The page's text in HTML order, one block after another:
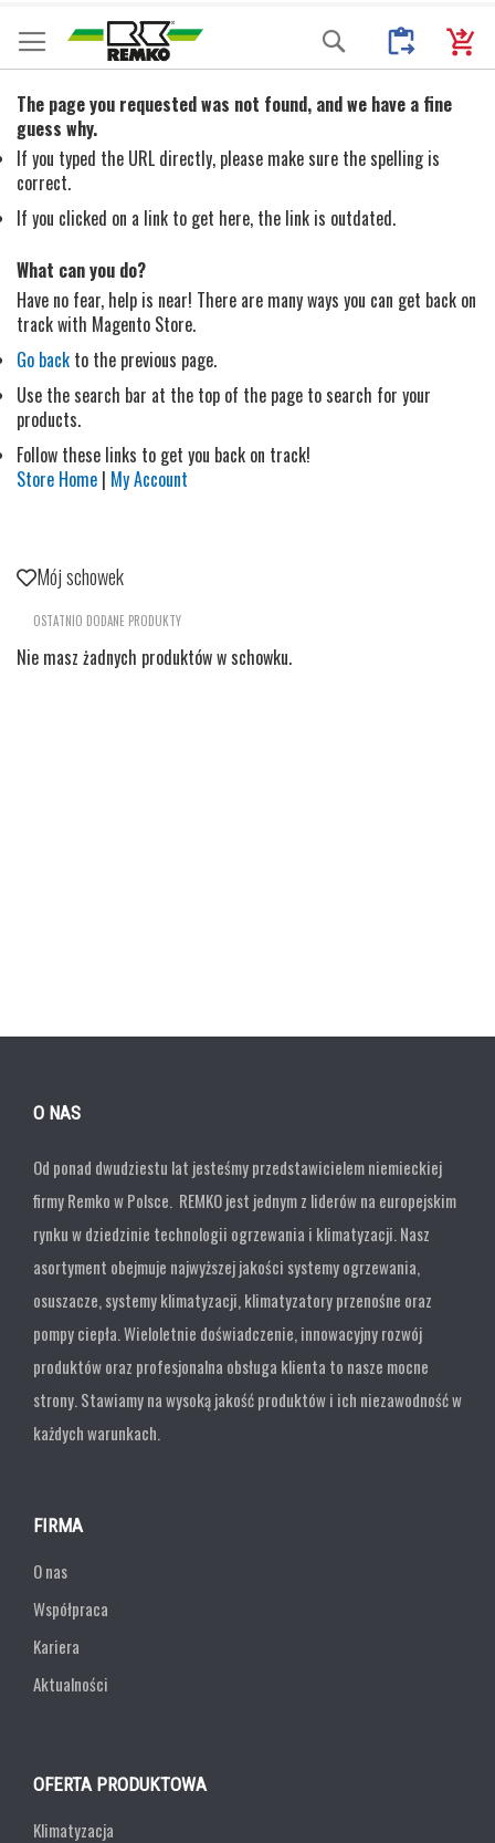
Przejdź
do
treści
Mój
Moje
Search
The page you requested was not found, and we have a fine
guess why.
If you typed the URL directly, please make sure the spelling is
correct.
If you clicked on a link to get here, the link is outdated.
What can you do?
Have no fear, help is near! There are many ways you can get back on
track with Magento Store.
Go back to the previous page.
Use the search bar at the top of the page to search for your
products.
Follow these links to get you back on track!
Store Home | My Account
Mój schowek
OSTATNIO DODANE PRODUKTY
Nie masz żadnych produktów w schowku.
O NAS
Od ponad dwudziestu lat jesteśmy przedstawicielem niemieckiej
firmy Remko w Polsce. REMKO jest jednym z liderów na europejskim
rynku w dziedzinie technologii ogrzewania i klimatyzacji. Nasz
asortyment obejmuje najwyższej jakości systemy ogrzewania,
osuszacze, systemy klimatyzacji, klimatyzatory przenośne oraz
pompy ciepła. Wieloletnie doświadczenie, innowacyjny rozwój
produktów oraz profesjonalna obsługa klienta to nasze mocne
strony. Stawiamy na wysoką jakość produktów i ich niezawodność w
każdych warunkach.
FIRMA
O nas
Współpraca
Kariera
Aktualności
OFERTA PRODUKTOWA
Klimatyzacja